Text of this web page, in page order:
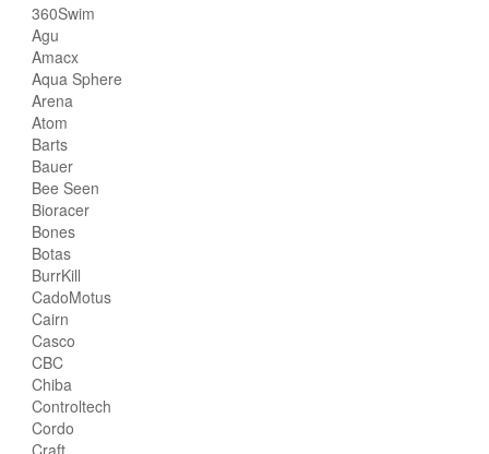
360Swim
Agu
Amacx
Aqua Sphere
Arena
Atom
Barts
Bauer
Bee Seen
Bioracer
Bones
Botas
BurrKill
CadoMotus
Cairn
Casco
CBC
Chiba
Controltech
Cordo
Craft